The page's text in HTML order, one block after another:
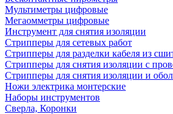
Мультиметры цифровые
Мегаомметры цифровые
Инструмент для снятия изоляции
Стрипперы для сетевых работ
Стрипперы для разделки кабеля из
Cтрипперы для снятия изоляции с
Стрипперы для снятия изоляции и
Ножи электрика монтерские
Наборы инструментов
Сверла, Коронки